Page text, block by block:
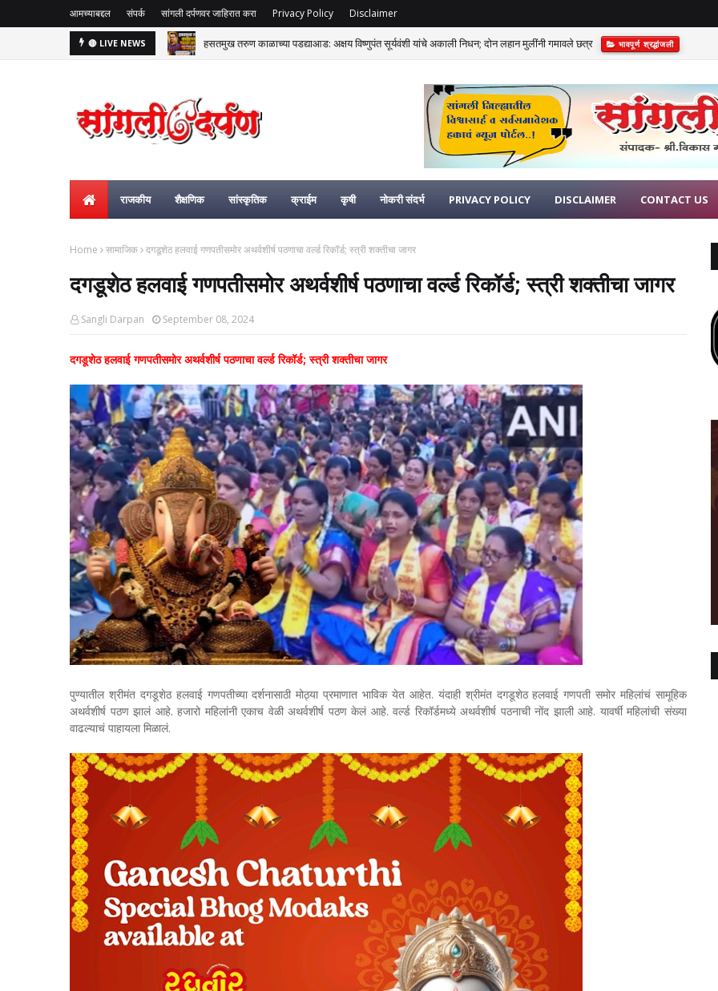
आमच्याबद्दल संपर्क सांगली दर्पणवर जाहिरात करा Privacy Policy Disclaimer
🔴 LIVE NEWS हसतमुख तरुण काळाच्या पडद्याआड: अक्षय विष्णुपंत सूर्यवंशी यांचे अकाली निधन; दोन लहान मुलींनी गमावले छत्र भावपूर्ण श्रद्धांजली
राजकीय शैक्षणिक सांस्कृतिक क्राईम कृषी नोकरी संदर्भ PRIVACY POLICY DISCLAIMER CONTACT US
Home सामाजिक दगडूशेठ हलवाई गणपतीसमोर अथर्वशीर्ष पठणाचा वर्ल्ड रिकॉर्ड; स्त्री शक्तीचा जागर
दगडूशेठ हलवाई गणपतीसमोर अथर्वशीर्ष पठणाचा वर्ल्ड रिकॉर्ड; स्त्री शक्तीचा जागर
Sangli Darpan September 08, 2024
दगडूशेठ हलवाई गणपतीसमोर अथर्वशीर्ष पठणाचा वर्ल्ड रिकॉर्ड; स्त्री शक्तीचा जागर
पुण्यातीलश्रीमंत दगडूशेठ हलवाई गणपतीच्या दर्शनासाठी मोठ्या प्रमाणात भाविक येत आहेत. यंदाही श्रीमंत दगडूशेठ हलवाई गणपती समोर महिलांचं सामूहिक
अथर्वशीर्ष पठण झालं आहे. हजारो महिलांनी एकाच वेळी अथर्वशीर्ष पठण केलं आहे. वर्ल्ड रिकॉर्डमध्ये अथर्वशीर्ष पठनाची नोंद झाली आहे. यावर्षी महिलांची संख्या
वाढल्याचं पाहायला मिळालं.